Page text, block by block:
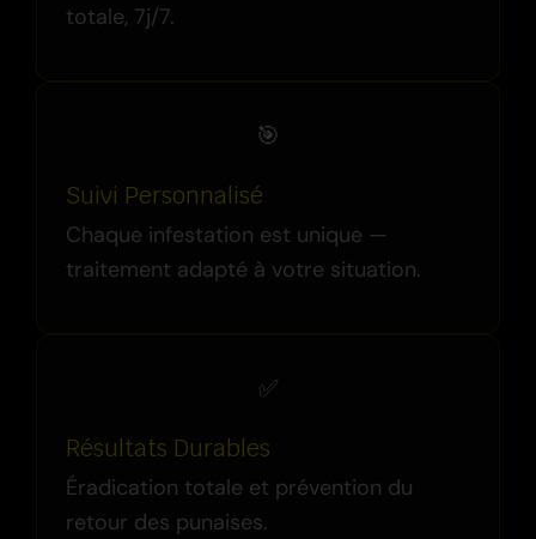
totale, 7j/7.
🎯
Suivi Personnalisé
Chaque infestation est unique —
traitement adapté à votre situation.
✅
Résultats Durables
Éradication totale et prévention du
retour des punaises.